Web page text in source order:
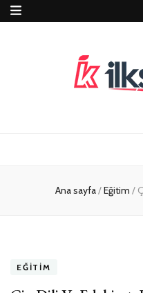
ve
Ana sayfa/Eğitim /
EĞITIM